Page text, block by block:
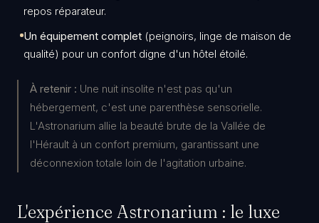
repos réparateur.
Un équipement complet (peignoirs, linge de maison de
qualité) pour un confort digne d'un hôtel étoilé.
À retenir : Une nuit insolite n'est pas qu'un
hébergement, c'est une parenthèse sensorielle.
L'Astronarium allie la beauté brute de la Vallée de
l'Hérault à un confort premium, garantissant une
déconnexion totale loin de l'agitation urbaine.
​L'expérience Astronarium : le luxe